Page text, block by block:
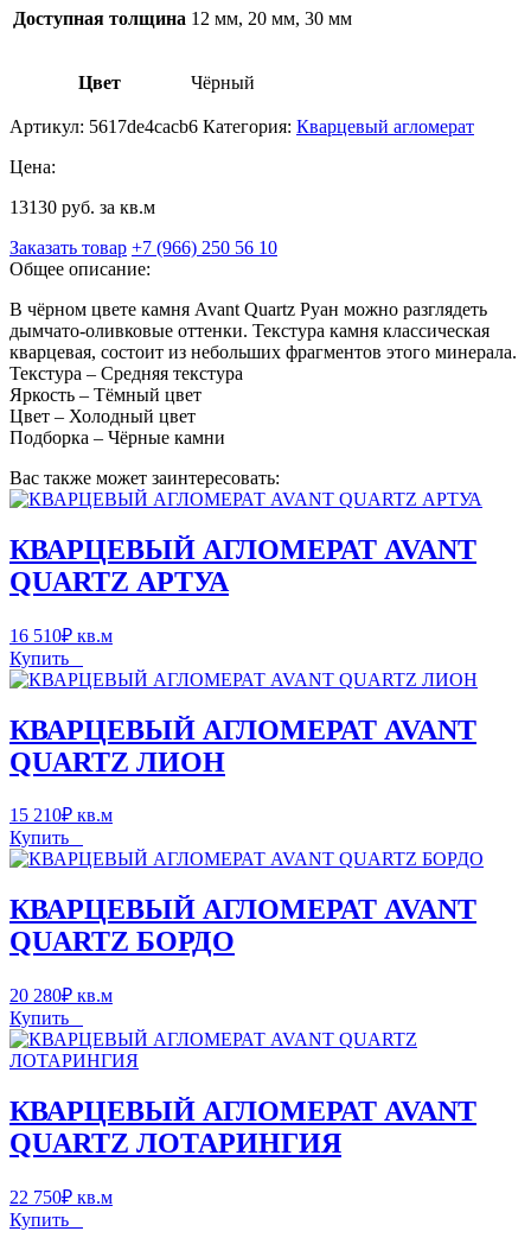
Доступная толщина 12 мм, 20 мм, 30 мм
Цвет Чёрный
Артикул: 5617de4cacb6 Категория: Кварцевый агломерат
Цена:
13130 руб. за кв.м
Заказать товар +7 (966) 250 56 10
Общее описание:
В чёрном цвете камня Avant Quartz Руан можно разглядеть
дымчато-оливковые оттенки. Текстура камня классическая
кварцевая, состоит из небольших фрагментов этого минерала.
Текстура – Средняя текстура
Яркость – Тёмный цвет
Цвет – Холодный цвет
Подборка – Чёрные камни
Вас также может заинтересовать:
КВАРЦЕВЫЙ АГЛОМЕРАТ AVANT
QUARTZ АРТУА
16 510₽ кв.м
Купить
КВАРЦЕВЫЙ АГЛОМЕРАТ AVANT
QUARTZ ЛИОН
15 210₽ кв.м
Купить
КВАРЦЕВЫЙ АГЛОМЕРАТ AVANT
QUARTZ БОРДО
20 280₽ кв.м
Купить
КВАРЦЕВЫЙ АГЛОМЕРАТ AVANT
QUARTZ ЛОТАРИНГИЯ
22 750₽ кв.м
Купить